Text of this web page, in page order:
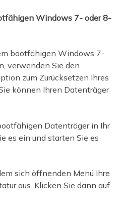
Windows 7- oder 8-
bootfähigen Windows 7-
verwenden Sie den
zum Zurücksetzen Ihres
können Ihren Datenträger
Datenträger in Ihr
es ein und starten Sie es
sich öffnenden Menü Ihre
aus. Klicken Sie dann auf